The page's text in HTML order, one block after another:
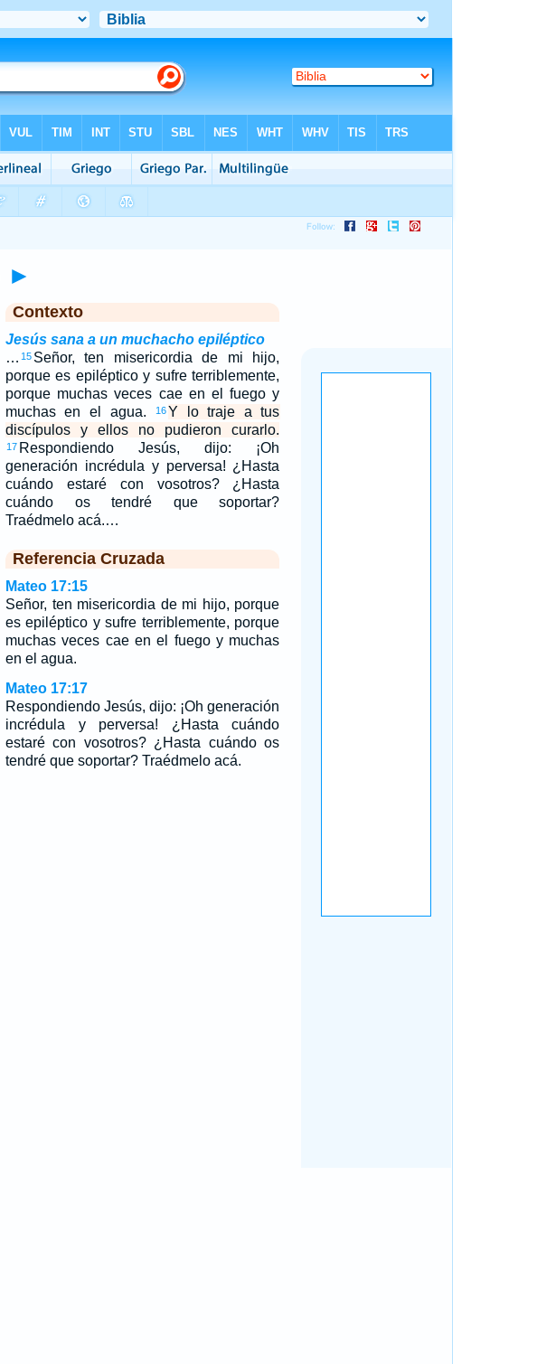
►
Contexto
Jesús sana a un muchacho epiléptico
… 15 Señor, ten misericordia de mi hijo,
porque es epiléptico y sufre terriblemente,
porque muchas veces cae en el fuego y
muchas en el agua.
16Y lo traje a tus
discípulos y ellos no pudieron curarlo.
17 Respondiendo Jesús, dijo: ¡Oh
generación incrédula y perversa! ¿Hasta
cuándo estaré con vosotros? ¿Hasta
cuándo os tendré que soportar?
Traédmelo acá.…
Referencia Cruzada
Mateo 17:15
Señor, ten misericordia de mi hijo, porque
es epiléptico y sufre terriblemente, porque
muchas veces cae en el fuego y muchas
en el agua.
Mateo 17:17
Respondiendo Jesús, dijo: ¡Oh generación
incrédula y perversa! ¿Hasta cuándo
estaré con vosotros? ¿Hasta cuándo os
tendré que soportar? Traédmelo acá.